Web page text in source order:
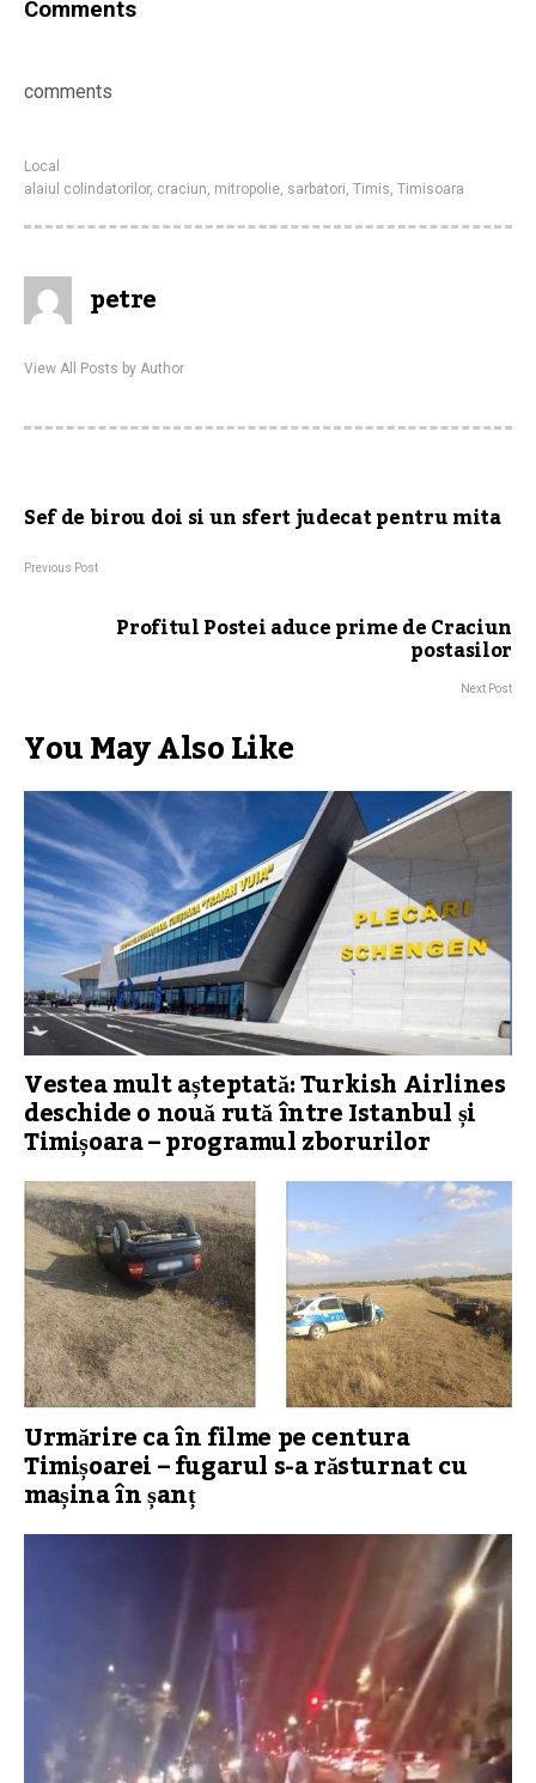
Comments
comments
Local
alaiul colindatorilor, craciun, mitropolie, sarbatori, Timis, Timisoara
petre
View All Posts by Author
Sef de birou doi si un sfert judecat pentru mita
Previous Post
Profitul Postei aduce prime de Craciun
postasilor
Next Post
You May Also Like
Vestea mult așteptată: Turkish Airlines
deschide o nouă rută între Istanbul și
Timișoara – programul zborurilor
Urmărire ca în filme pe centura
Timișoarei – fugarul s-a răsturnat cu
mașina în șanț